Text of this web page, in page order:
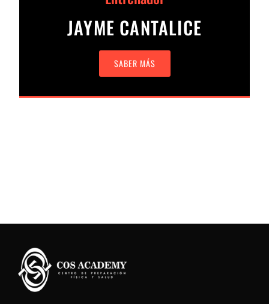
JAYME CANTALICE
SABER MÁS